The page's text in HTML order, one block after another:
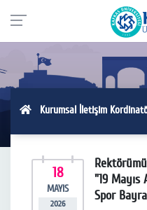
Kurumsal İletişim
18
MAYIS
2026
"19
Spor